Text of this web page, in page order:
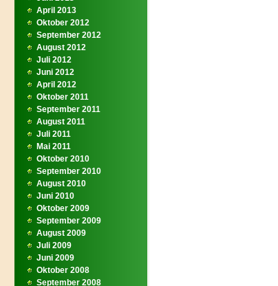
April 2013
Oktober 2012
September 2012
August 2012
Juli 2012
Juni 2012
April 2012
Oktober 2011
September 2011
August 2011
Juli 2011
Mai 2011
Oktober 2010
September 2010
August 2010
Juni 2010
Oktober 2009
September 2009
August 2009
Juli 2009
Juni 2009
Oktober 2008
September 2008